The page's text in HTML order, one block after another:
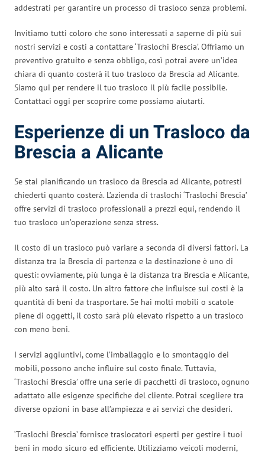
addestrati per garantire un processo di trasloco senza problemi.
Invitiamo tutti coloro che sono interessati a saperne di più sui
nostri servizi e costi a contattare ‘Traslochi Brescia’. Offriamo un
preventivo gratuito e senza obbligo, così potrai avere un’idea
chiara di quanto costerà il tuo trasloco da Brescia ad Alicante.
Siamo qui per rendere il tuo trasloco il più facile possibile.
Contattaci oggi per scoprire come possiamo aiutarti.
Esperienze di un Trasloco da
Brescia a Alicante
Se stai pianificando un trasloco da Brescia ad Alicante, potresti
chiederti quanto costerà. L’azienda di traslochi ‘Traslochi Brescia’
offre servizi di trasloco professionali a prezzi equi, rendendo il
tuo trasloco un’operazione senza stress.
Il costo di un trasloco può variare a seconda di diversi fattori. La
distanza tra la Brescia di partenza e la destinazione è uno di
questi: ovviamente, più lunga è la distanza tra Brescia e Alicante,
più alto sarà il costo. Un altro fattore che influisce sui costi è la
quantità di beni da trasportare. Se hai molti mobili o scatole
piene di oggetti, il costo sarà più elevato rispetto a un trasloco
con meno beni.
I servizi aggiuntivi, come l’imballaggio e lo smontaggio dei
mobili, possono anche influire sul costo finale. Tuttavia,
‘Traslochi Brescia’ offre una serie di pacchetti di trasloco, ognuno
adattato alle esigenze specifiche del cliente. Potrai scegliere tra
diverse opzioni in base all’ampiezza e ai servizi che desideri.
‘Traslochi Brescia’ fornisce traslocatori esperti per gestire i tuoi
beni in modo sicuro ed efficiente. Utilizziamo veicoli moderni,